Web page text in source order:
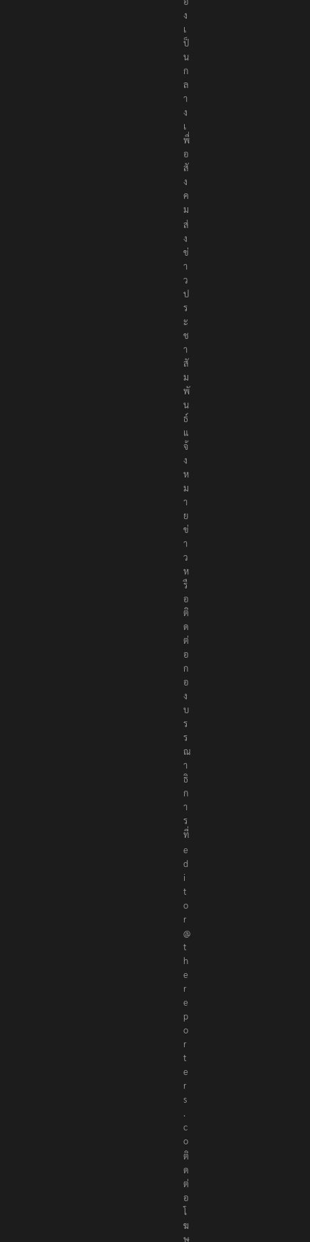
อ
ง
เ
ป็
น
ก
ล
า
ง
เ
พื่
อ
สั
ง
ค
ม
ส่
ง
ข่
า
ว
ป
ร
ะ
ช
า
สั
ม
พั
น
ธ์
แ
จ้
ง
ห
ม
า
ย
ข่
า
ว
ห
รื
อ
ติ
ด
ต่
อ
ก
อ
ง
บ
ร
ร
ณ
า
ธิ
ก
า
ร
ที่
e
d
i
t
o
r
@
t
h
e
r
e
p
o
r
t
e
r
s
.
c
o
ติ
ด
ต่
อ
โ
ฆ